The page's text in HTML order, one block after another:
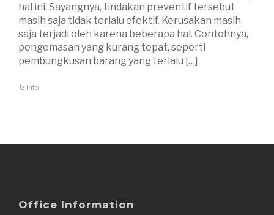
hal ini. Sayangnya, tindakan preventif tersebut
masih saja tidak terlalu efektif. Kerusakan masih
saja terjadi oleh karena beberapa hal. Contohnya,
pengemasan yang kurang tepat, seperti
pembungkusan barang yang terlalu […]
Info
Office Information